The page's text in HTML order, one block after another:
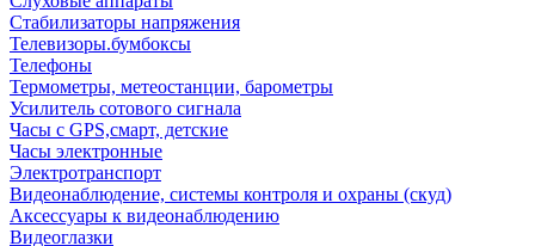
Стабилизаторы напряжения
Телевизоры.бумбоксы
Телефоны
Термометры, метеостанции, барометры
Усилитель сотового сигнала
Часы с GPS,смарт, детские
Часы электронные
Электротранспорт
Видеонаблюдение, системы контроля и охраны (скуд)
Аксессуары к видеонаблюдению
Видеоглазки